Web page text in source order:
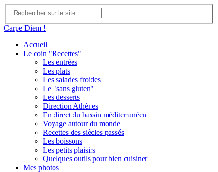
Carpe Diem !
Accueil
Le coin "Recettes"
Les entrées
Les plats
Les salades froides
Le "sans gluten"
Les desserts
Direction Athènes
En direct du bassin méditerranéen
Voyage autour du monde
Recettes des siècles passés
Les boissons
Les petits plaisirs
Quelques outils pour bien cuisiner
Mes photos